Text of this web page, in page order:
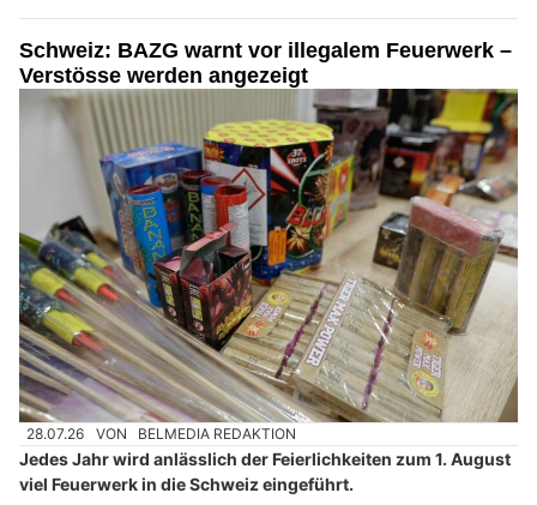
Schweiz: BAZG warnt vor illegalem Feuerwerk –
Verstösse werden angezeigt
28.07.26 VON BELMEDIA REDAKTION
Jedes Jahr wird anlässlich der Feierlichkeiten zum 1. August
viel Feuerwerk in die Schweiz eingeführt.